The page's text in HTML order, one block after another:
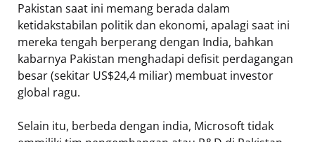
Pakistan saat ini memang berada dalam
ketidakstabilan politik dan ekonomi, apalagi saat ini
mereka tengah berperang dengan India, bahkan
kabarnya Pakistan menghadapi defisit perdagangan
besar (sekitar US$24,4 miliar) membuat investor
global ragu.
Selain itu, berbeda dengan india, Microsoft tidak